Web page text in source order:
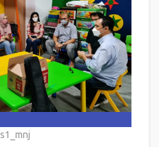
s1_mnj